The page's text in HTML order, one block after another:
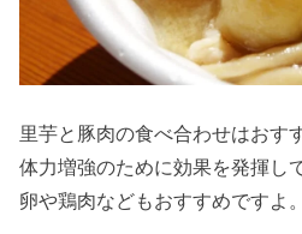
里芋と豚肉の食べ合わせはおす
体力増強のために効果を発揮し
卵や鶏肉などもおすすめですよ。